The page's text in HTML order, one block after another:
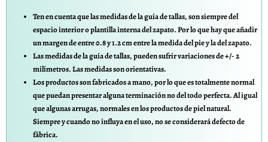
Ten en cuenta que las medidas de la guía de tallas, son siempre del
espacio interior o plantilla interna del zapato. Por lo que hay que añadir
un margen de entre 0.8 y 1.2 cm entre la medida del pie y la del zapato.
Las medidas de la guía de tallas, pueden sufrir variaciones de +/- 2
milímetros. Las medidas son orientativas.
Los productos son fabricados a mano, por lo que es totalmente normal
que puedan presentar alguna terminación no del todo perfecta. Al igual
que algunas arrugas, normales en los productos de piel natural.
Siempre y cuando no influya en el uso, no se considerará defecto de
fábrica.